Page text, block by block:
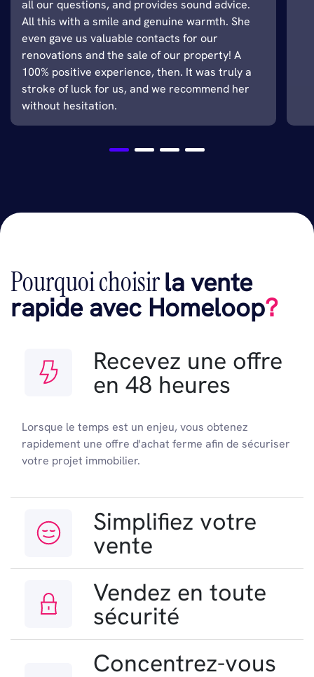
all our questions, and provides sound advice.
All this with a smile and genuine warmth. She
even gave us valuable contacts for our
renovations and the sale of our property! A
100% positive experience, then. It was truly a
stroke of luck for us, and we recommend her
without hesitation.
Pourquoi choisirla vente
rapide avec Homeloop?
Recevez une offre
en 48 heures
Lorsque le temps est un enjeu, vous obtenez
rapidement une offre d'achat ferme afin de sécuriser
votre projet immobilier.
Simplifiez votre
vente
Vendez en toute
sécurité
Concentrez-vous